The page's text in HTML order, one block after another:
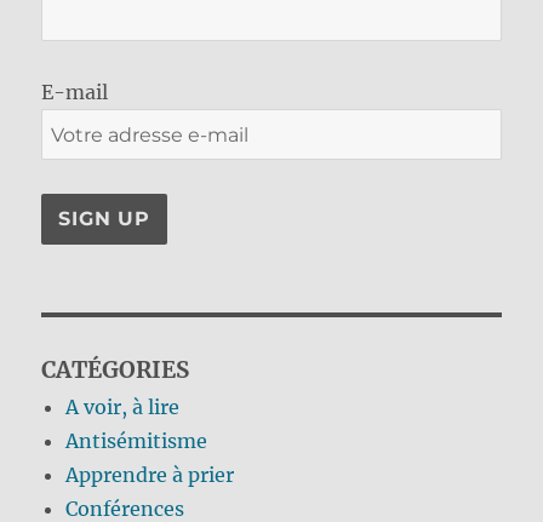
E-mail
CATÉGORIES
A voir, à lire
Antisémitisme
Apprendre à prier
Conférences